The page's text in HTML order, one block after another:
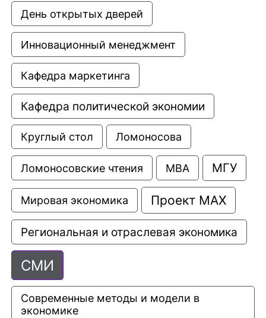
День открытых дверей
Инновационный менеджмент
Кафедра маркетинга
Кафедра политической экономии
Круглый стол Ломоносова
Ломоносовские чтения МВА МГУ
Мировая экономика Проект МАХ
Региональная и отраслевая экономика
СМИ
Современные методы и модели в
экономике